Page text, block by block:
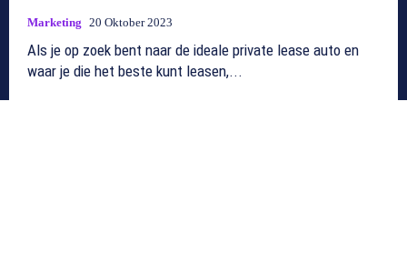
Marketing 20 Oktober 2023
Als je op zoek bent naar de ideale private lease auto en
waar je die het beste kunt leasen,...